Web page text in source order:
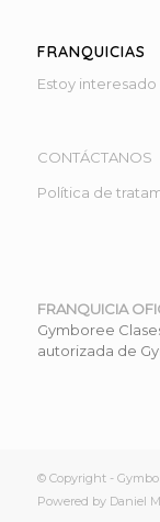
FRANQUICIAS
Estoy
CONTÁCTANOS
Política de
FRANQUICIA
Gymboree
autorizada de
© Copyright -
Powered by Daniel